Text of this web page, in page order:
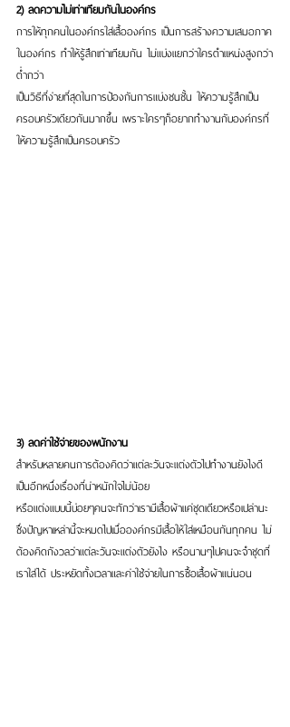
2) ลดความไม่เท่าเทียมกันในองค์กร
การให้ทุกคนในองค์กรใส่เสื้อองค์กร เป็นการสร้างความเสมอภาค
ในองค์กร ทำให้รู้สึกเท่าเทียมกัน ไม่แบ่งแยกว่าใครตำแหน่งสูงกว่า
ต่ำกว่า
เป็นวิธีที่ง่ายที่สุดในการป้องกันการแบ่งชนชั้น ให้ความรู้สึกเป็น
ครอบครัวเดียวกันมากขึ้น เพราะใครๆก็อยากทำงานกับองค์กรที่
ให้ความรู้สึกเป็นครอบครัว
3) ลดค่าใช้จ่ายของพนักงาน
สำหรับหลายคนการต้องคิดว่าแต่ละวันจะแต่งตัวไปทำงานยังไงดี
เป็นอีกหนึ่งเรื่องที่น่าหนักใจไม่น้อย
หรือแต่งแบบนี้บ่อยๆคนจะทักว่าเรามีเสื้อผ้าแค่ชุดเดียวหรือเปล่านะ
ซึ่งปัญหาเหล่านี้จะหมดไปเมื่อองค์กรมีเสื้อให้ใส่เหมือนกันทุกคน ไม่
ต้องคิดกังวลว่าแต่ละวันจะแต่งตัวยังไง หรือนานๆไปคนจะจำชุดที่
เราใส่ได้ ประหยัดทั้งเวลาและค่าใช้จ่ายในการซื้อเสื้อผ้าแน่นอน